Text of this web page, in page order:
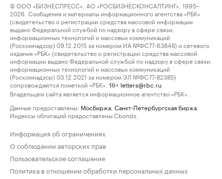
© ООО «БИЗНЕСПРЕСС», АО «РОСБИЗНЕСКОНСАЛТИНГ», 1995–
2026. Сообщения и материалы информационного агентства «РБК»
(свидетельство о регистрации средства массовой информации
выдано Федеральной службой по надзору в сфере связи,
информационных технологий и массовых коммуникаций
(Роскомнадзор) 09.12.2015 за номером ИА №ФС77-63848) и сетевого
издания «РБК» (свидетельство о регистрации средства массовой
информации выдано Федеральной службой по надзору в сфере связи,
информационных технологий и массовых коммуникаций
(Роскомнадзор) 03.12.2021 за номером ЭЛ №ФС77-82385)
сопровождаются пометкой «РБК».
18+ letters@rbc.ru
Владельцем сайта является информационное агентство «РБК».
Данные предоставлены: Мосбиржа Санкт-Петербургская биржа
Индексы облигаций предоставлены Cbonds.
Информация об ограничениях
О соблюдении авторских прав
Пользовательское соглашение
Политика в отношении обработки персональных данных